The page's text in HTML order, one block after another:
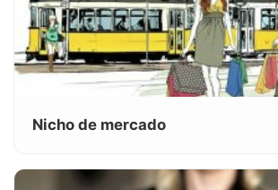
Nicho de mercado